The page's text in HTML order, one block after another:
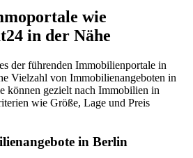
wie
in der Nähe
der führenden Immobilienportale in
Vielzahl von Immobilienangeboten in
können gezielt nach Immobilien in
wie Größe, Lage und Preis
in Berlin